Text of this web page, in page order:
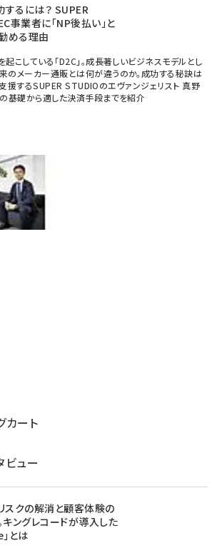
るには？ SUPER
事業者に「NP後払い」と
める理由
起こしている「D2C」。成長著しいビジネスモデルとし
のメーカー通販とは何が違うのか。成功する秘訣は
援するSUPER STUDIOのエヴァンジェリスト 真野
基礎から適した決済手段までを紹介
カート
ビュー
スクの解消と顧客体験の
ングレコードが導入した
とは